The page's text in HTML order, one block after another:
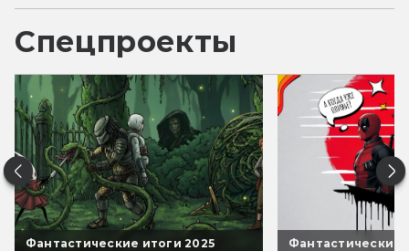
Спецпроекты
Фантастические итоги 2025 Фантастические